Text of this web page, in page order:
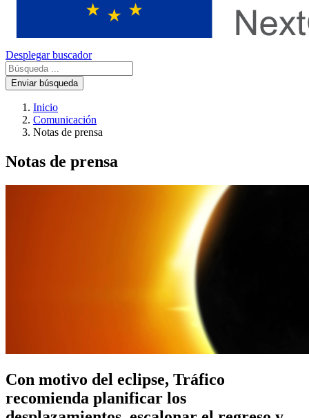
Desplegar buscador
Enviar búsqueda
Inicio
Comunicación
Notas de prensa
Notas de prensa
Con motivo del eclipse, Tráfico
recomienda planificar los